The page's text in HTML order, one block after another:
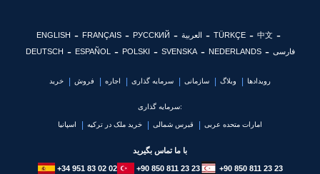
ENGLISH FRANÇAIS РУССКИЙ العربية TÜRKÇE
中文
DEUTSCH
ESPAÑOL POLSKI SVENSKA NEDERLANDS فارسی
خرید فروش اجاره سرمایه گذاری سازمانی وبلاگ رویدادها
سرمایه گذاری:
اسپانیا خرید ملک در ترکیه قبرس شمالی امارات متحده عربی
با ما تماس بگیرید
+34 951 83 02 02 +90 850 811 23 23 +90 850 811 23 23